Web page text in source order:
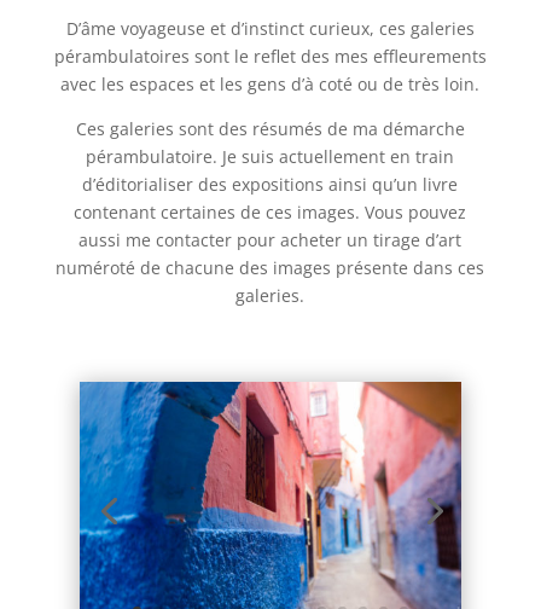
D’âme voyageuse et d’instinct curieux, ces galeries
pérambulatoires sont le reflet des mes effleurements
avec les espaces et les gens d’à coté ou de très loin.
Ces galeries sont des résumés de ma démarche
pérambulatoire. Je suis actuellement en train
d’éditorialiser des expositions ainsi qu’un livre
contenant certaines de ces images. Vous pouvez
aussi me contacter pour acheter un tirage d’art
numéroté de chacune des images présente dans ces
galeries.